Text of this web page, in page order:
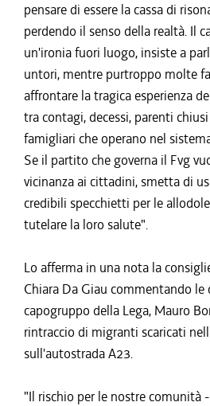
pensare di essere la cassa di
perdendo il senso della realtà. Il
un'ironia fuori luogo, insiste a
untori, mentre purtroppo molte
affrontare la tragica esperienza
tra contagi, decessi, parenti
famigliari che operano nel
Se il partito che governa il Fvg
vicinanza ai cittadini, smetta di
credibili specchietti per le
tutelare la loro salute".
Lo afferma in una nota la
Chiara Da Giau commentando le
capogruppo della Lega, Mauro
rintraccio di migranti scaricati
sull'autostrada A23.
"Il rischio per le nostre comunità